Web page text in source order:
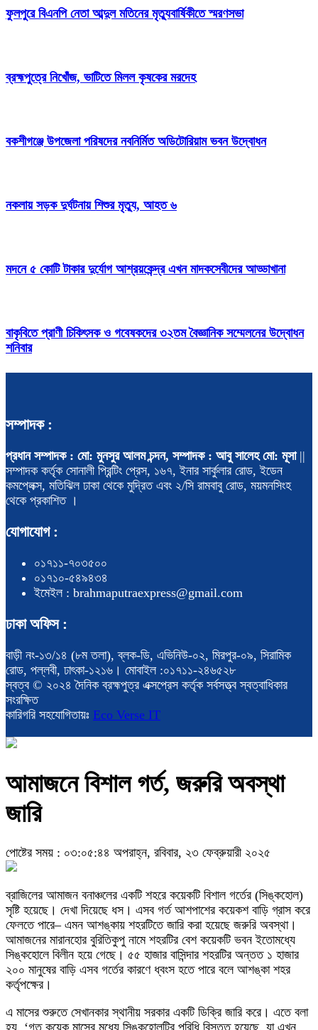
ফুলপুরে বিএনপি নেতা আব্দুল মতিনের মৃত্যুবার্ষিকীতে স্মরণসভা
ব্রহ্মপুত্রে নিখোঁজ, ভাটিতে মিলল কৃষকের মরদেহ
বকশীগঞ্জে উপজেলা পরিষদের নবনির্মিত অডিটোরিয়াম ভবন উদ্বোধন
নকলায় সড়ক দুর্ঘটনায় শিশুর মৃত্যু, আহত ৬
মদনে ৫ কোটি টাকার দুর্যোগ আশ্রয়কেন্দ্র এখন মাদকসেবীদের আড্ডাখানা
বাকৃবিতে প্রাণী চিকিৎসক ও গবেষকদের ৩২তম বৈজ্ঞানিক সম্মেলনের উদ্বোধন
শনিবার
সম্পাদক :
প্রধান সম্পাদক : মো: মুনসুর আলম চন্দন, সম্পাদক : আবু সালেহ মো: মূসা||
সম্পাদক কর্তৃক সোনালী প্রিন্টিং প্রেস, ১৬৭, ইনার সার্কুলার রোড, ইডেন
কমপ্লেক্স, মতিঝিল ঢাকা থেকে মুদ্রিত এবং ২/সি রামবাবু রোড, ময়মনসিংহ
থেকে প্রকাশিত ।
যোগাযোগ :
০১৭১১-৭০৩৫০০
০১৭১০-৫৪৯৪৩৪
ইমেইল : brahmaputraexpress@gmail.com
ঢাকা অফিস :
বাড়ী নং-১৩/১৪ (৮ম তলা), ব্লক-ডি, এভিনিউ-০২, মিরপুর-০৯, সিরামিক
রোড, পল্লবী, ঢাৎকা-১২১৬। মোবাইল :০১৭১১-২৪৬৫২৮
স্বত্ব © ২০২৪ দৈনিক ব্রহ্মপুত্র এক্সপ্রেস কর্তৃক সর্বসত্ত্ব স্বত্বাধিকার
সংরক্ষিত
কারিগরি সহযোগিতায়ঃ Eco Verse IT
আমাজনে বিশাল গর্ত, জরুরি অবস্থা
জারি
পোষ্টের সময় : ০৩:০৫:৪৪ অপরাহ্ন, রবিবার, ২৩ ফেব্রুয়ারী ২০২৫
ব্রাজিলের আমাজন বনাঞ্চলের একটি শহরে কয়েকটি বিশাল গর্তের (সিঙ্কহোল)
সৃষ্টি হয়েছে। দেখা দিয়েছে ধস। এসব গর্ত আশপাশের কয়েকশ বাড়ি গ্রাস করে
ফেলতে পারে– এমন আশঙ্কায় শহরটিতে জারি করা হয়েছে জরুরি অবস্থা।
আমাজনের মারানহোর বুরিতিকুপু নামে শহরটির বেশ কয়েকটি ভবন ইতোমধ্যে
সিঙ্কহোলে বিলীন হয়ে গেছে। ৫৫ হাজার বাসিন্দার শহরটির অন্তত ১ হাজার
২০০ মানুষের বাড়ি এসব গর্তের কারণে ধ্বংস হতে পারে বলে আশঙ্কা শহর
কর্তৃপক্ষের।
এ মাসের শুরুতে সেখানকার স্থানীয় সরকার একটি ডিক্রি জারি করে। এতে বলা